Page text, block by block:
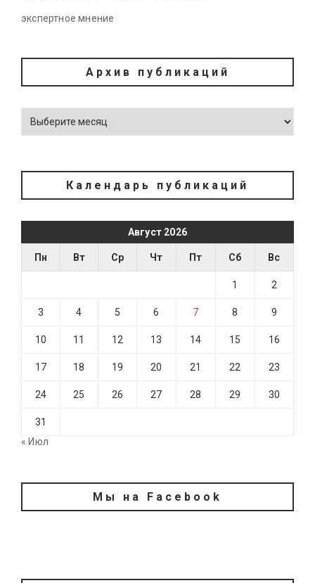
экспертное мнение
Архив публикаций
Календарь публикаций
Август 2026
Пн Вт Ср Чт Пт Сб Вс
1 2
3 4 5 6 7 8 9
10 11 12 13 14 15 16
17 18 19 20 21 22 23
24 25 26 27 28 29 30
31
« Июл
Мы на Facebook